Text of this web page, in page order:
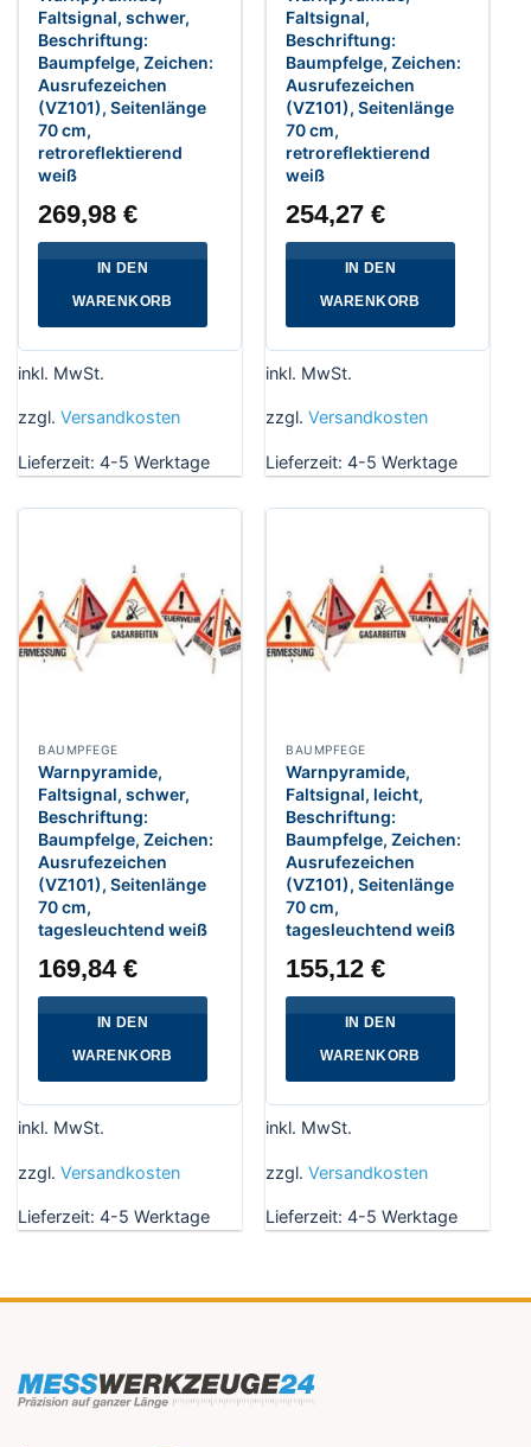
Faltsignal, schwer,
Beschriftung:
Baumpfelge, Zeichen:
Ausrufezeichen
(VZ101), Seitenlänge
70 cm,
retroreflektierend
weiß
269,98€
IN DEN
WARENKORB
inkl. MwSt.
zzgl. Versandkosten
Lieferzeit: 4-5 Werktage
Faltsignal,
Beschriftung:
Baumpfelge, Zeichen:
Ausrufezeichen
(VZ101), Seitenlänge
70 cm,
retroreflektierend
weiß
254,27€
IN DEN
WARENKORB
inkl. MwSt.
zzgl. Versandkosten
Lieferzeit: 4-5 Werktage
BAUMPFEGE
Warnpyramide,
Faltsignal, schwer,
Beschriftung:
Baumpfelge, Zeichen:
Ausrufezeichen
(VZ101), Seitenlänge
70 cm,
tagesleuchtend weiß
169,84€
IN DEN
WARENKORB
inkl. MwSt.
zzgl. Versandkosten
Lieferzeit: 4-5 Werktage
BAUMPFEGE
Warnpyramide,
Faltsignal, leicht,
Beschriftung:
Baumpfelge, Zeichen:
Ausrufezeichen
(VZ101), Seitenlänge
70 cm,
tagesleuchtend weiß
155,12€
IN DEN
WARENKORB
inkl. MwSt.
zzgl. Versandkosten
Lieferzeit: 4-5 Werktage